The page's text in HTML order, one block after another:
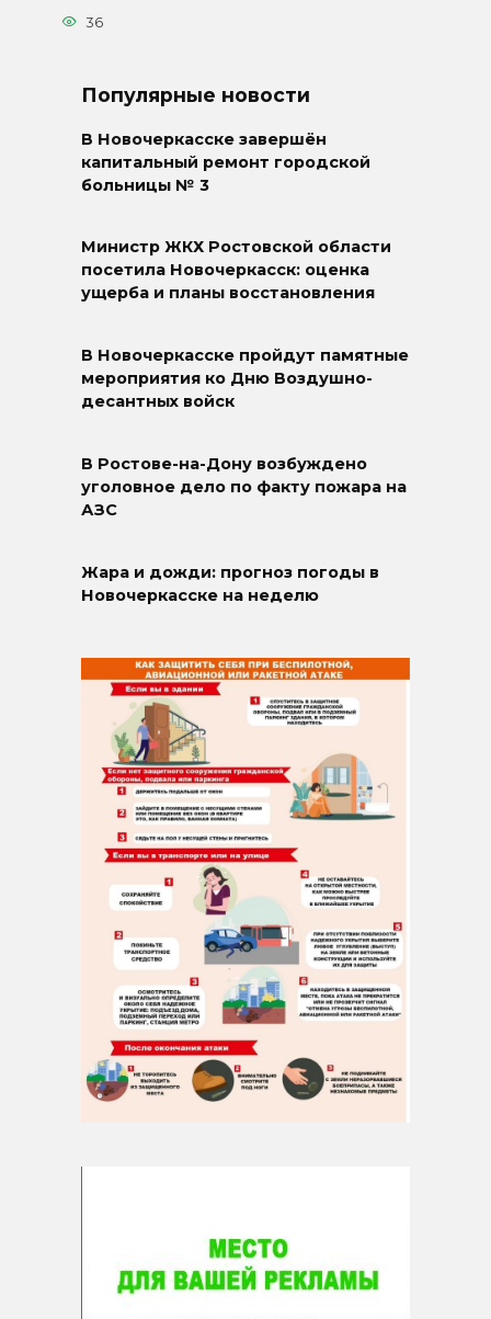
36
Популярные новости
В Новочеркасске завершён
капитальный ремонт городской
больницы № 3
Министр ЖКХ Ростовской области
посетила Новочеркасск: оценка
ущерба и планы восстановления
В Новочеркасске пройдут памятные
мероприятия ко Дню Воздушно-
десантных войск
В Ростове-на-Дону возбуждено
уголовное дело по факту пожара на
АЗС
Жара и дожди: прогноз погоды в
Новочеркасске на неделю